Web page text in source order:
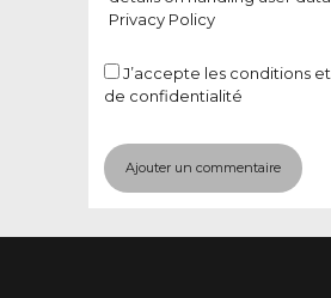
Privacy Policy
J’accepte les conditions
de confidentialité